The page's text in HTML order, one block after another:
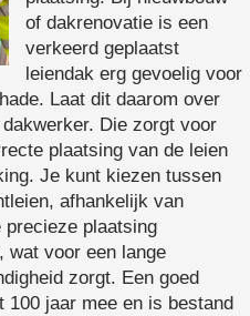
of dakrenovatie is een
verkeerd geplaatst
leiendak erg gevoelig voor
Laat dit daarom over
Die zorgt voor
plaatsing van de leien
Je kunt kiezen tussen
afhankelijk van
plaatsing
wat voor een lange
zorgt. Een goed
100 jaar mee en is bestand